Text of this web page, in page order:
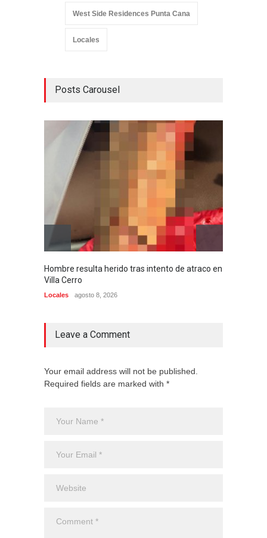
West Side Residences Punta Cana
Locales
Posts Carousel
Hombre resulta herido tras intento de atraco en
Villa Cerro
Locales agosto 8, 2026
Leave a Comment
Your email address will not be published.
Required fields are marked with *